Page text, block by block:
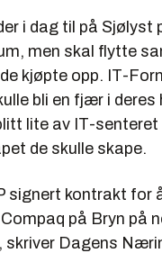
i dag til på Sjølyst
men skal flytte
kjøpte opp. IT-
bli en fjær i
lite av IT-senteret
de skulle skape.
signert kontrakt for
på Bryn på
skriver Dagens